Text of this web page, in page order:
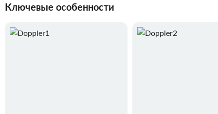
Ключевые особенности